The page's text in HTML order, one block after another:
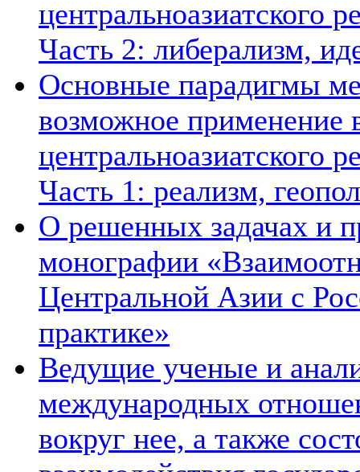
центральноазиатского
Часть 2: либерализм,
Основные парадигмы
возможное применение
центральноазиатского
Часть 1: реализм,
О решенных задачах и
монографии
Центральной Азии с
практике»
Ведущие ученые и
международных
вокруг нее, а также